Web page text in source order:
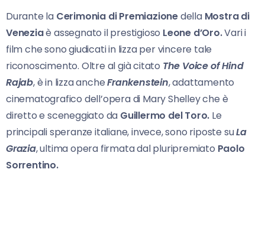
Durante la Cerimonia di Premiazionedella Mostra di
Veneziaè assegnato il prestigioso Leone d’Oro.Vari i
film che sono giudicati in lizza per vincere tale
riconoscimento. Oltre al già citato The Voice of Hind
Rajab, è in lizza ancheFrankenstein, adattamento
cinematografico dell’opera di Mary Shelley che è
diretto e sceneggiato da Guillermo del Toro. Le
principali speranze italiane, invece, sono riposte suLa
Grazia, ultima opera firmata dal pluripremiato Paolo
Sorrentino.